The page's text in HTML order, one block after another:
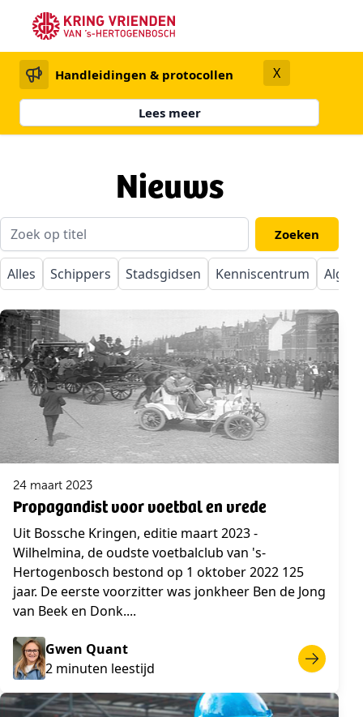
Handleidingen & protocollen X
Lees meer
Nieuws
Alles Schippers Stadsgidsen Kenniscentrum
24 maart 2023
Propagandist voor voetbal en vrede
Uit Bossche Kringen, editie maart 2023 -
Wilhelmina, de oudste voetbalclub van 's-
Hertogenbosch bestond op 1 oktober 2022 125
jaar. De eerste voorzitter was jonkheer Ben de Jong
van Beek en Donk....
Gwen Quant
2 minuten leestijd